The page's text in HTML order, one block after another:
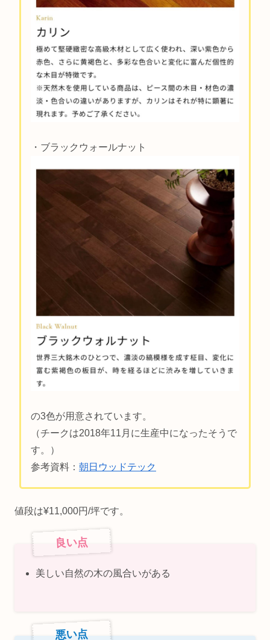
・ブラックウォールナット
の3色が用意されています。
（チークは2018年11月に生産中になったそうで
す。）
参考資料： 朝日ウッドテック
値段は¥11,000円/坪です。
良い点
美しい自然の木の風合いがある
悪い点